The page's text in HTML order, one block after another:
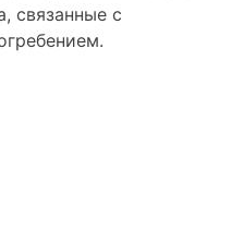
связанные с